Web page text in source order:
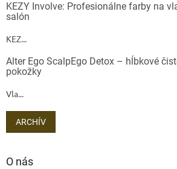
KEZY Involve: Profesionálne farby na
salón
KEZ...
Alter Ego ScalpEgo Detox – hĺbkové
pokožky
Vla...
ARCHÍV
O nás